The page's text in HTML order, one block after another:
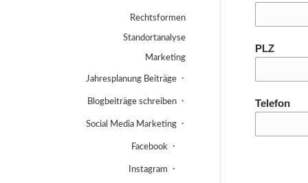
PLZ
Telefon
Rechtsformen
Standortanalyse
Marketing
Jahresplanung Beiträge
Blogbeiträge schreiben
Social Media Marketing
Facebook
Instagram